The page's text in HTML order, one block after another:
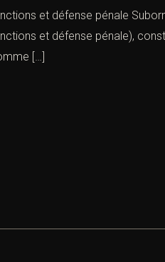
et défense pénale
et défense pénale),
[…]